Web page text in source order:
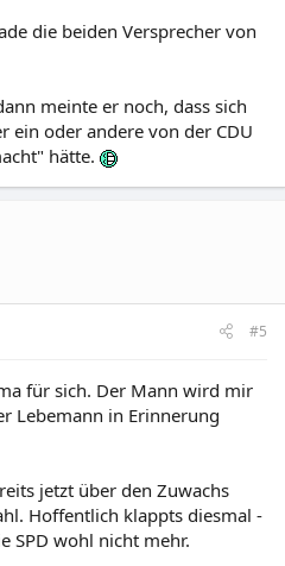
die beiden Versprecher von
meinte er noch, dass sich
ein oder andere von der CDU
hätte.
#5
für sich. Der Mann wird mir
Lebemann in Erinnerung
jetzt über den Zuwachs
Hoffentlich klappts diesmal -
SPD wohl nicht mehr.